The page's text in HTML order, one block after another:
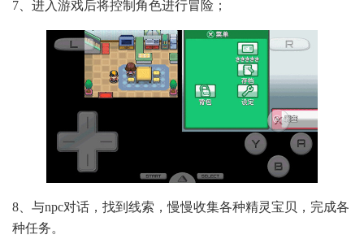
7、进入游戏后将控制角色进行冒险；
8、与npc对话，找到线索，慢慢收集各种精灵宝贝，完成各
种任务。